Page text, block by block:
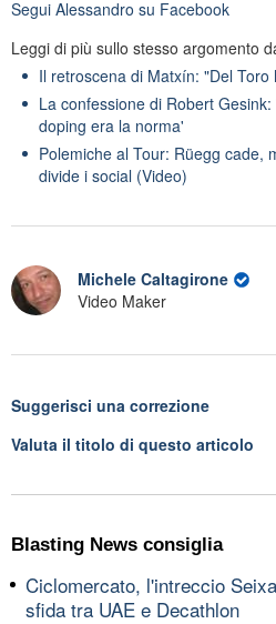
Segui Alessandro su Facebook
Leggi di più sullo stesso argomento
Il retroscena di Matxín: "Del
La confessione di Robert
doping era la norma'
Polemiche al Tour: Rüegg cade,
divide i social (Video)
Michele Caltagirone
Video Maker
Suggerisci una correzione
Valuta il titolo di questo articolo
Blasting News consiglia
Ciclomercato, l'intreccio
sfida tra UAE e Decathlon